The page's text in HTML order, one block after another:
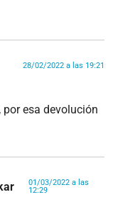
28/02/2022 a las 19:21
esa devolución
01/03/2022 a las
12:29